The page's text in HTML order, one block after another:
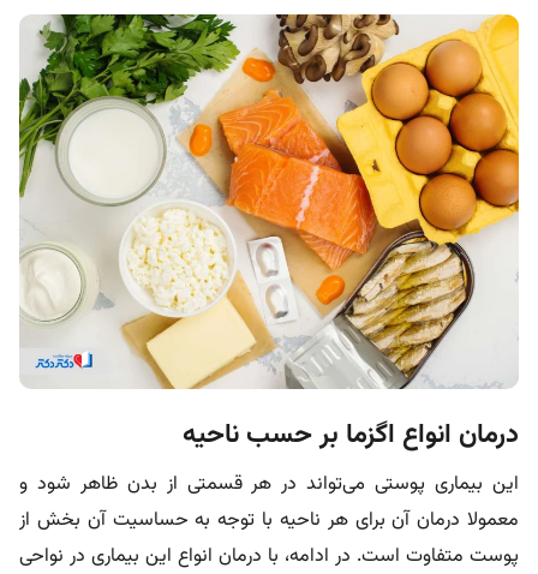
درمان انواع اگزما بر حسب ناحیه
این بیماری پوستی می‌تواند در هر قسمتی از بدن ظاهر شود و
معمولا درمان آن برای هر ناحیه با توجه به حساسیت آن بخش از
پوست متفاوت است. در ادامه، با درمان انواع این بیماری در نواحی